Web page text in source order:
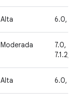
Alta 6.0,
Moderada
7.0,
7.1.2,
Alta 6.0,